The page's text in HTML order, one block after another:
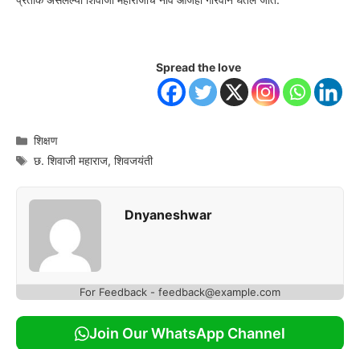
Spread the love
Categories
शिक्षण
Tags
छ. शिवाजी महाराज,शिवजयंती
Dnyaneshwar
For Feedback - feedback@example.com
Join Our WhatsApp Channel